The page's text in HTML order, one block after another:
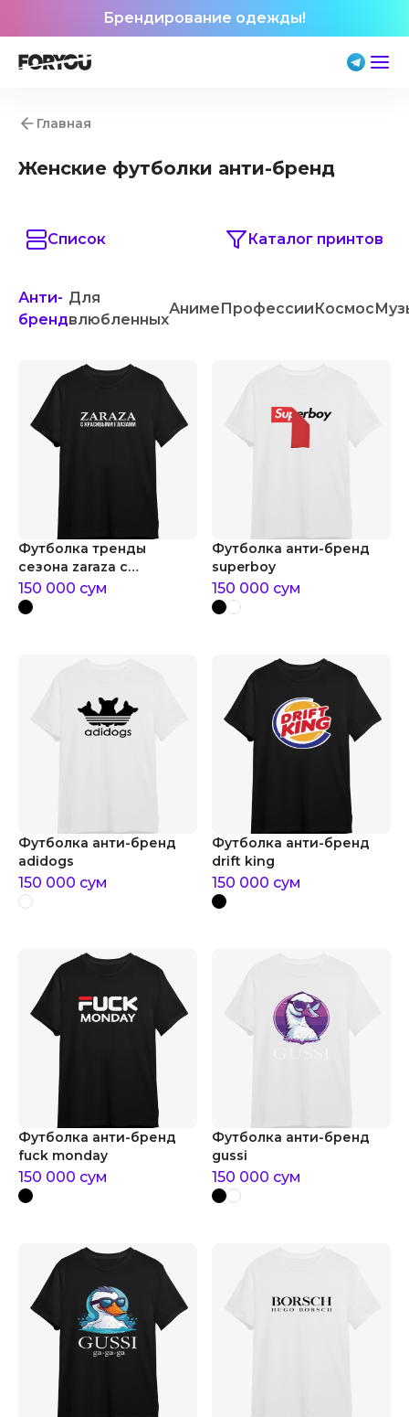
Брендирование одежды!
Главная
Женские футболки анти-бренд
Список Каталог принтов
Анти-
бренд
Для
влюбленных
АнимеПрофессииКосмос
Футболка тренды
сезона zaraza с
красивыми глазами
150 000 сум
Футболка анти-бренд
superboy
150 000 сум
Футболка анти-бренд
adidogs
150 000 сум
Футболка анти-бренд
drift king
150 000 сум
Футболка анти-бренд
fuck monday
150 000 сум
Футболка анти-бренд
gussi
150 000 сум